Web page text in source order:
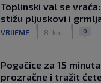
Toplinski val se
stižu pljuskovi i
VRIJEME 8. kol. 0
Pogačice za 15
prozračne i tražit